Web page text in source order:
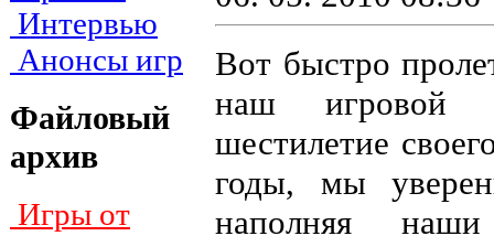
Интервью
Анонсы игр
Файловый
архив
Игры от
Вот быстро
наш игровой
шестилетие
годы, мы
наполняя